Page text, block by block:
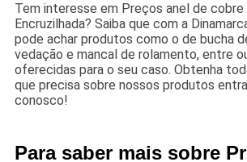
Tem interesse em Preços anel de cobre
Encruzilhada? Saiba que com a
pode achar produtos como o de bucha
vedação e mancal de rolamento, entre
oferecidas para o seu caso. Obtenha
que precisa sobre nossos produtos
conosco!
Para saber mais sobre